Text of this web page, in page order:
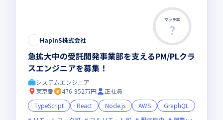
マッチ率
HapInS株式会社
急拡大中の受託開発事業部を支えるPM/PLクラ
スエンジニアを募集！
システムエンジニア
東京都
476-952万円
正社員
TypeScript
React Node.js AWS
GraphQL